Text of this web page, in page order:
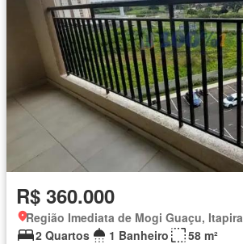
R$ 360.000
Região Imediata de Mogi Guaçu, Itapira
2 Quartos
1 Banheiro
58 m²